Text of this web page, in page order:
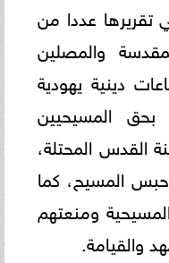
عددا من
والمصلين
دينية يهودية
بحق المسيحيين
القدس المحتلة،
المسيح، كما
ومنعتهم
والقيامة.